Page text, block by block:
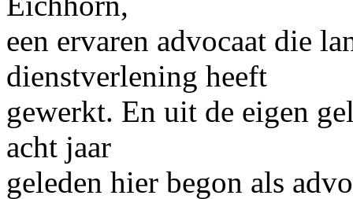
een ervaren advocaat die
dienstverlening heeft
gewerkt. En uit de eigen
acht jaar
geleden hier begon als